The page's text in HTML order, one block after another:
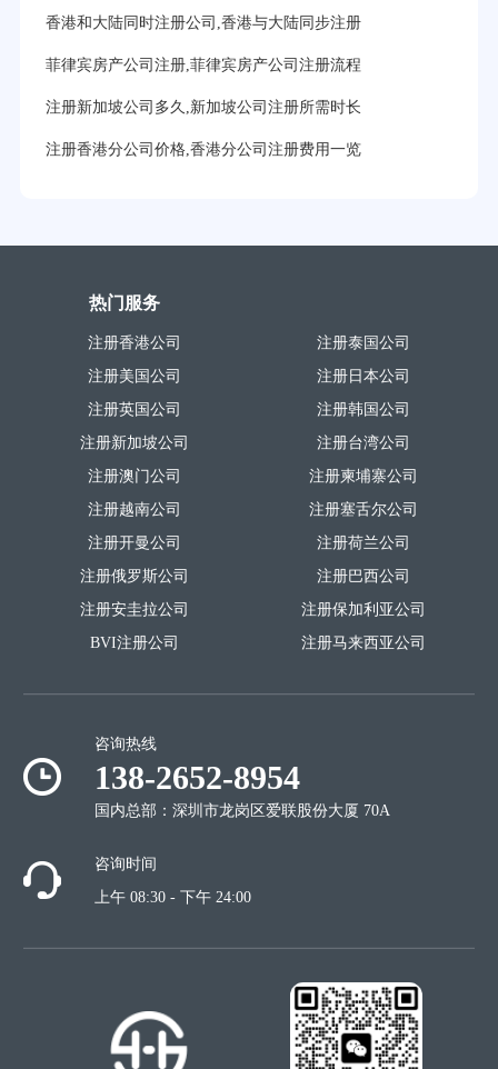
香港和大陆同时注册公司,香港与大陆同步注册
菲律宾房产公司注册,菲律宾房产公司注册流程
注册新加坡公司多久,新加坡公司注册所需时长
注册香港分公司价格,香港分公司注册费用一览
热门服务
注册香港公司
注册美国公司
注册英国公司
注册新加坡公司
注册澳门公司
注册泰国公司
注册日本公司
注册韩国公司
注册台湾公司
注册柬埔寨公司
注册越南公司
注册开曼公司
注册俄罗斯公司
注册安圭拉公司
BVI注册公司
注册塞舌尔公司
注册荷兰公司
注册巴西公司
注册保加利亚公司
注册马来西亚公司
咨询热线
138-2652-8954
国内总部：深圳市龙岗区爱联股份大厦 70A
咨询时间
上午 08:30 - 下午 24:00